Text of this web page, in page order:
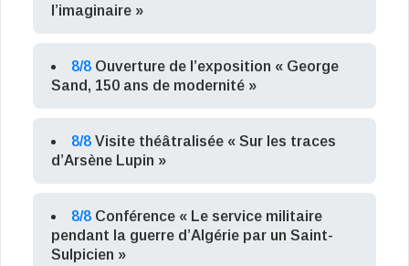
l’imaginaire »
8/8 Ouverture de l’exposition « George
Sand, 150 ans de modernité »
8/8 Visite théâtralisée « Sur les traces
d’Arsène Lupin »
8/8 Conférence « Le service militaire
pendant la guerre d’Algérie par un Saint-
Sulpicien »